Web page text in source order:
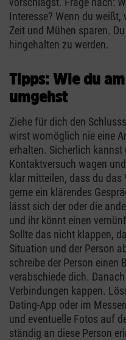
Interesse? Wenn du
Zeit und Mühen sparen.
hingehalten zu werden.
Tipps: Wie du
umgehst
Ziehe für dich den
wirst womöglich nie eine
erhalten. Sicherlich
Kontaktversuch wagen
klar mitteilen, dass du
gerne ein klärendes
lässt sich der oder die
und ihr könnt einen
Sollte das nicht klappen,
Situation und der Person
schreibe der Person einen
verabschiede dich.
Verbindungen kappen.
Dating-App oder im
und eventuelle Fotos auf
ständig an diese Person